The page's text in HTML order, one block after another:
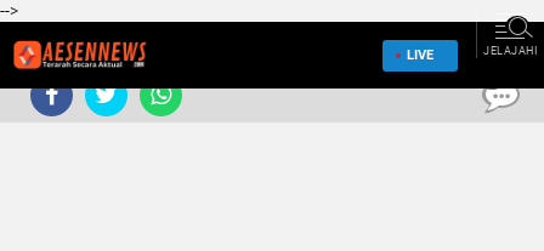
-->
LIVE JELAJAHI